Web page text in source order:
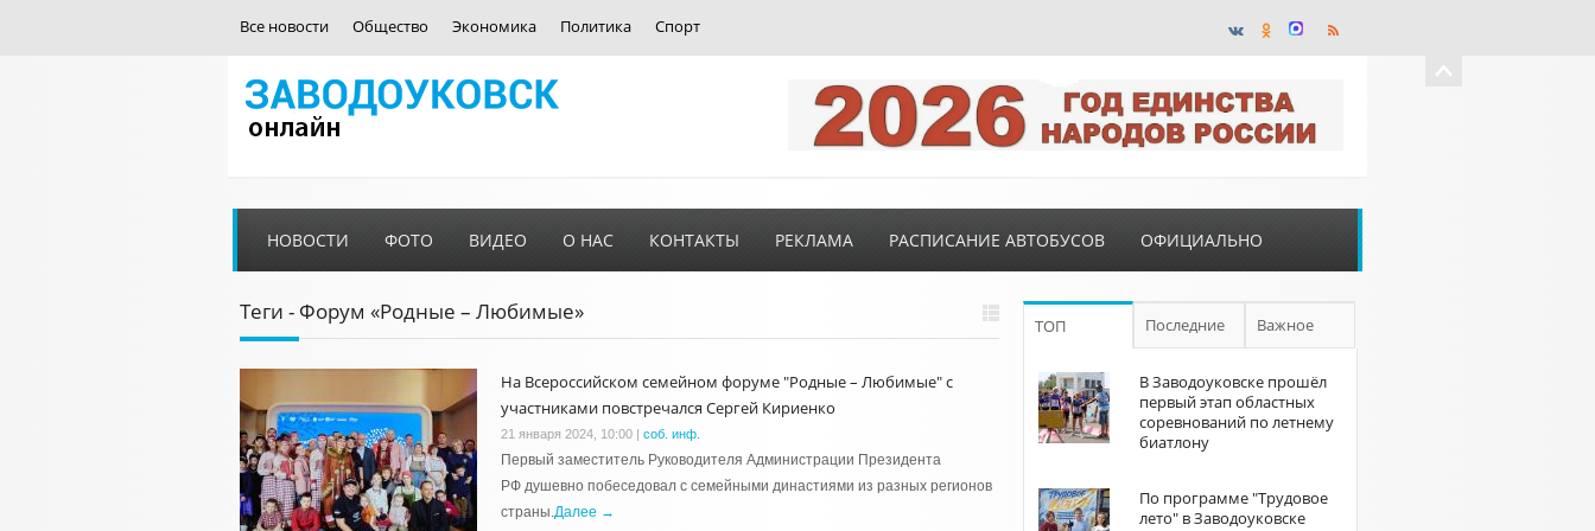
Все новости Общество Экономика Политика Спорт
НОВОСТИ ФОТО ВИДЕО О НАС КОНТАКТЫ РЕКЛАМА РАСПИСАНИЕ АВТОБУСОВ ОФИЦИАЛЬНО
Теги - Форум «Родные – Любимые»
На Всероссийском семейном форуме "Родные – Любимые" с
участниками повстречался Сергей Кириенко
21 января 2024, 10:00 | соб. инф.
Первый заместитель Руководителя Администрации Президента
РФ душевно побеседовал с семейными династиями из разных регионов
страны.Далее →
ТОП Последние Важное
В Заводоуковске прошёл
первый этап областных
соревнований по летнему
биатлону
По программе "Трудовое
лето" в Заводоуковске